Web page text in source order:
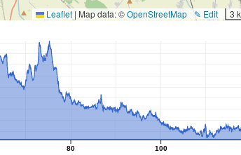
3
✎ Edit
Leaflet | Map data: ©OpenStreetMap
80 100